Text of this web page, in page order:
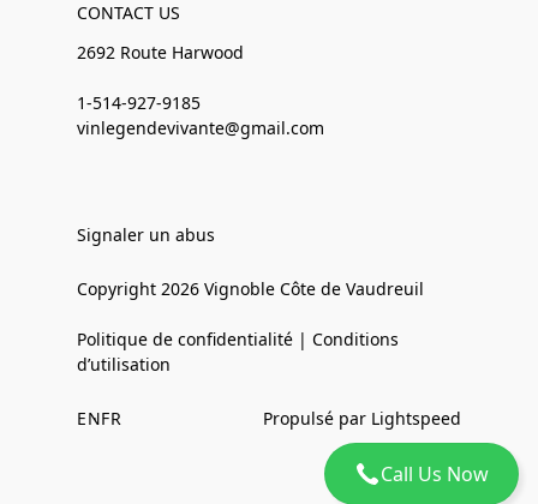
Call Us Now
CONTACT US
2692 Route Harwood
1-514-927-9185
vinlegendevivante@gmail.com
Signaler un abus
Copyright 2026 Vignoble Côte de Vaudreuil
Politique de confidentialité | Conditions
d’utilisation
ENFR Propulsé par Lightspeed